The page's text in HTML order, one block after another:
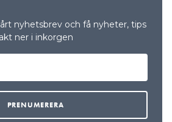
nyhetsbrev och få nyheter, tips
ner i inkorgen